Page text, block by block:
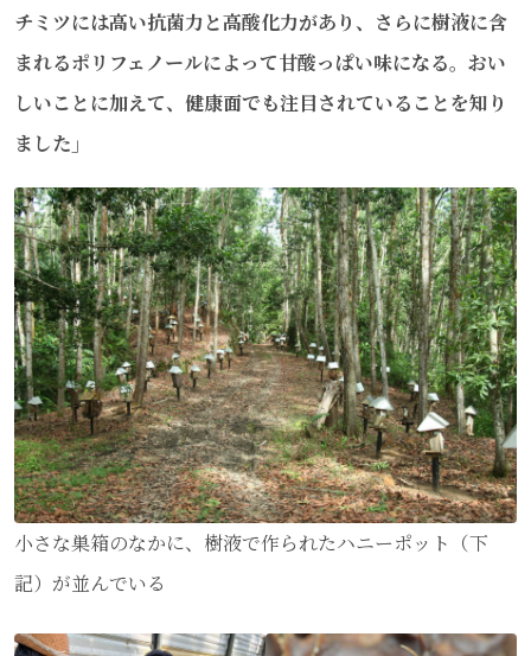
チミツには高い抗菌力と高酸化力があり、さらに樹液に含
まれるポリフェノールによって甘酸っぱい味になる。おい
しいことに加えて、健康面でも注目されていることを知り
ました」
小さな巣箱のなかに、樹液で作られたハニーポット（下
記）が並んでいる